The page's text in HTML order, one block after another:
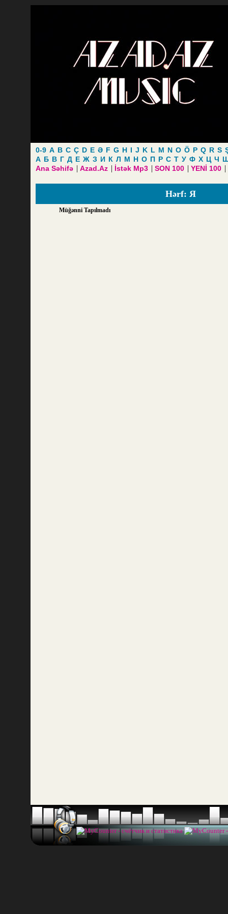
0-9 A B C Ç D E Ə F G H I J K L M N O Ö P Q R S
А Б В Г Д Е Ж З И К Л М Н О П Р С Т У Ф Х Ц Ч
Ana Səhifə | Azad.Az | İstək Mp3 | SON 100 | YENİ 100 |
Hərf: Я
Müğənni Tapılmadı